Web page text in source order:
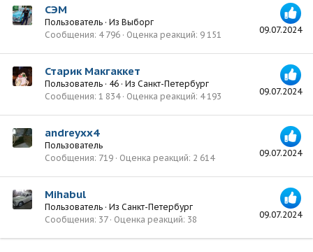
09.07.2024
СЭМ
Пользователь · Из Выборг
Сообщения 4 796 Оценка реакций 9 151
09.07.2024
Старик Макгаккет
Пользователь · 46 · Из Санкт-Петербург
Сообщения 1 834 Оценка реакций 4 193
09.07.2024
andreyxx4
Пользователь
Сообщения 719 Оценка реакций 2 614
09.07.2024
Mihabul
Пользователь · Из Санкт-Петербург
Сообщения 37 Оценка реакций 38